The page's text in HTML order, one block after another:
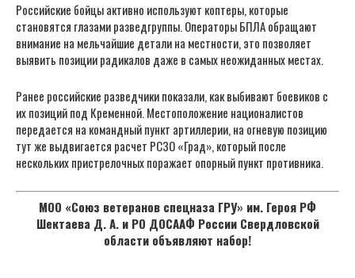
Российские бойцы активно используют коптеры, которые
становятся глазами разведгруппы. Операторы БПЛА обращают
внимание на мельчайшие детали на местности, это позволяет
выявить позиции радикалов даже в самых неожиданных местах.
Ранее российские разведчики показали, как выбивают боевиков с
их позиций под Кременной. Местоположение националистов
передается на командный пункт артиллерии, на огневую позицию
тут же выдвигается расчет РСЗО «Град», который после
нескольких пристрелочных поражает опорный пункт противника.
МОО «Союз ветеранов спецназа ГРУ» им. Героя РФ
Шектаева Д. А. и РО ДОСААФ России Свердловской
области объявляют набор!